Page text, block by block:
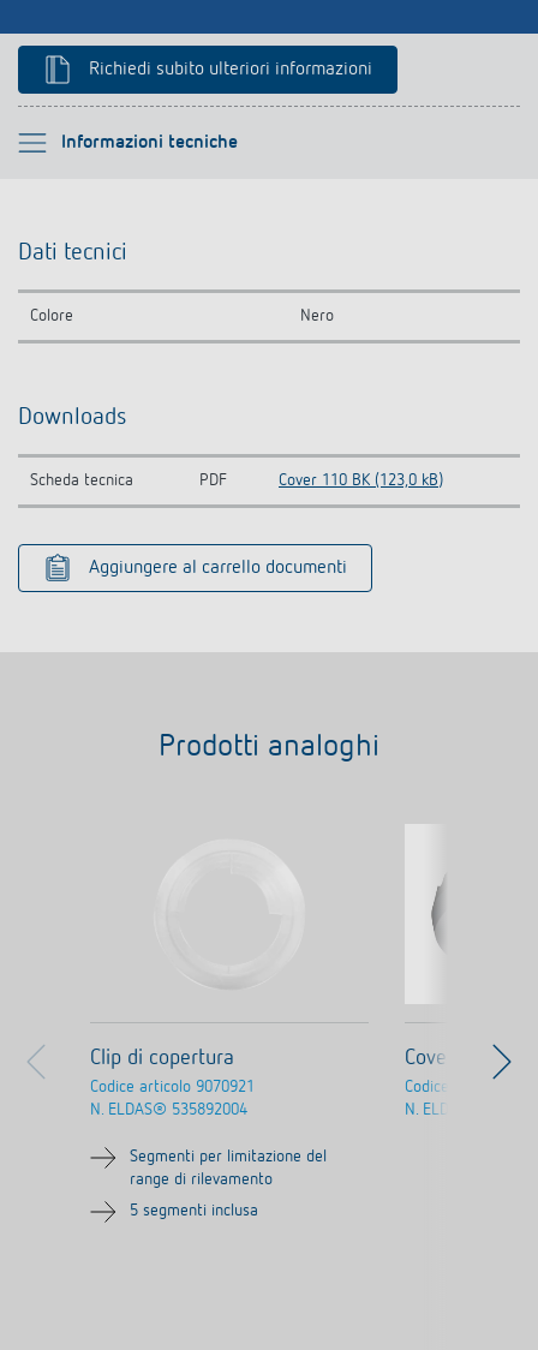
Richiedi subito ulteriori informazioni
Informazioni tecniche
Si prega di selezionare
Dati tecnici
Colore Nero
Downloads
Scheda tecnica PDF Cover 110 BK (123,0 kB)
Aggiungere al carrello documenti
Prodotti analoghi
Clip di copertura
Codice articolo 9070921
N. ELDAS® 535892004
Segmenti per limitazione del
range di rilevamento
5 segmenti inclusa
Cover 110 GR
Codice articolo
N. ELDAS®